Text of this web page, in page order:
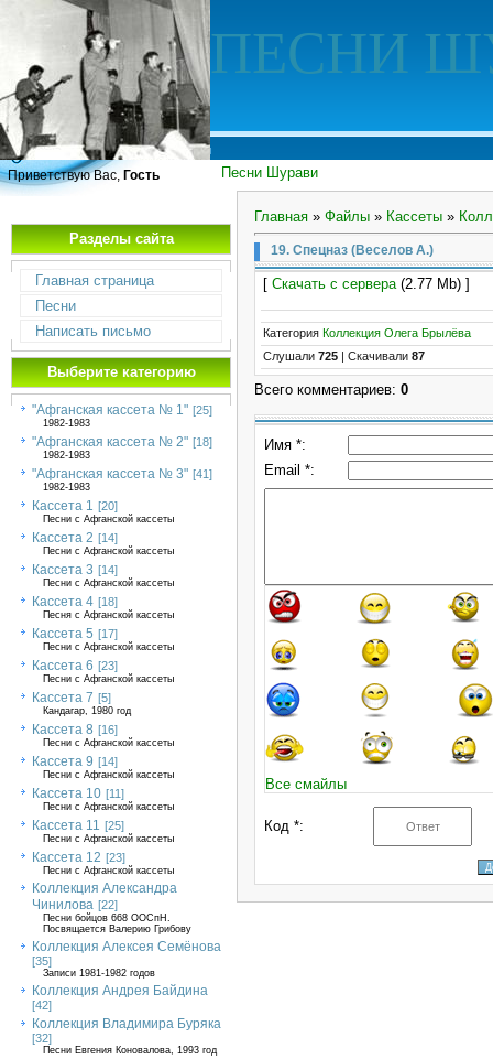
ПЕСНИ
Песни Шурави
Приветствую Вас, Гость
Разделы сайта
Главная страница
Песни
Написать письмо
Выберите категорию
"Афганская кассета № 1" [25]
1982-1983
"Афганская кассета № 2" [18]
1982-1983
"Афганская кассета № 3" [41]
1982-1983
Кассета 1 [20]
Песни с Афганской кассеты
Кассета 2 [14]
Песни с Афганской кассеты
Кассета 3 [14]
Песни с Афганской кассеты
Кассета 4 [18]
Песня с Афганской кассеты
Кассета 5 [17]
Песни с Афганской кассеты
Кассета 6 [23]
Песни с Афганской кассеты
Кассета 7 [5]
Кандагар, 1980 год
Кассета 8 [16]
Песни с Афганской кассеты
Кассета 9 [14]
Песни с Афганской кассеты
Кассета 10 [11]
Песни с Афганской кассеты
Кассета 11 [25]
Песни с Афганской кассеты
Кассета 12 [23]
Песни с Афганской кассеты
Коллекция Александра
Чинилова [22]
Песни бойцов 668 ООСпН.
Посвящается Валерию Грибову
Коллекция Алексея Семёнова
[35]
Записи 1981-1982 годов
Коллекция Андрея Байдина
[42]
Коллекция Владимира Буряка
[32]
Песни Евгения Коновалова, 1993 год
Главная » Файлы » Кассеты »
19. Спецназ (Веселов А.)
[ Скачать с сервера(2.77 Mb) ]
Категория Коллекция Олега Брылёва
Слушали 725 Скачивали 87
Всего комментариев: 0
Имя *:
Email *:
Все смайлы
Код *: